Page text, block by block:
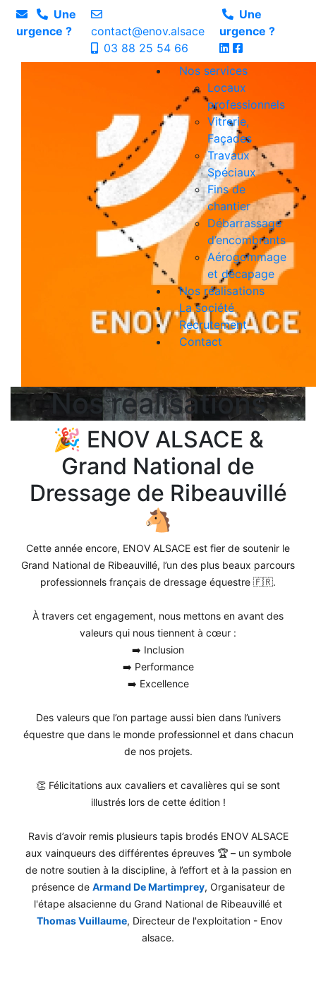
Une
urgence ?
contact@enov.alsace
03 88 25 54 66
Une
urgence ?
Nos services
Locaux
professionnels
Vitrerie,
Façades
Travaux
Spéciaux
Fins de
chantier
Débarrassage
d’encombrants
Aérogommage
et décapage
Nos réalisations
La société
Recrutement
Contact
Nos réalisations
🎉 ENOV ALSACE &
Grand National de
Dressage de Ribeauvillé
🐴
Cette année encore, ENOV ALSACE est fier de soutenir le
Grand National de Ribeauvillé, l’un des plus beaux parcours
professionnels français de dressage équestre 🇫🇷.
À travers cet engagement, nous mettons en avant des
valeurs qui nous tiennent à cœur :
➡️ Inclusion
➡️ Performance
➡️ Excellence
Des valeurs que l’on partage aussi bien dans l’univers
équestre que dans le monde professionnel et dans chacun
de nos projets.
👏 Félicitations aux cavaliers et cavalières qui se sont
illustrés lors de cette édition !
Ravis d’avoir remis plusieurs tapis brodés ENOV ALSACE
aux vainqueurs des différentes épreuves 🏆 – un symbole
de notre soutien à la discipline, à l’effort et à la passion en
présence de Armand De Martimprey, Organisateur de
l'étape alsacienne du Grand National de Ribeauvillé et
Thomas Vuillaume, Directeur de l'exploitation - Enov
alsace.